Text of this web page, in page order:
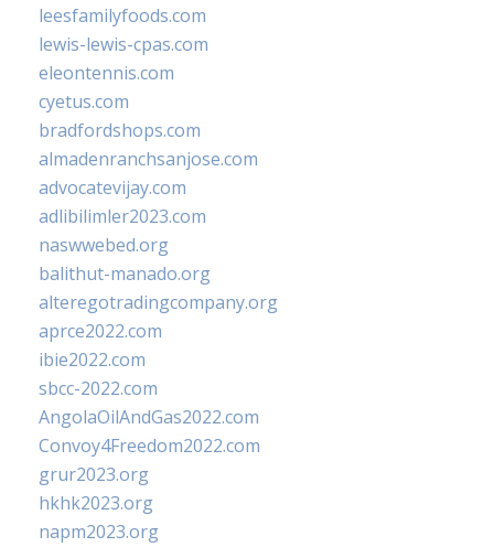
leesfamilyfoods.com
lewis-lewis-cpas.com
eleontennis.com
cyetus.com
bradfordshops.com
almadenranchsanjose.com
advocatevijay.com
adlibilimler2023.com
naswwebed.org
balithut-manado.org
alteregotradingcompany.org
aprce2022.com
ibie2022.com
sbcc-2022.com
AngolaOilAndGas2022.com
Convoy4Freedom2022.com
grur2023.org
hkhk2023.org
napm2023.org